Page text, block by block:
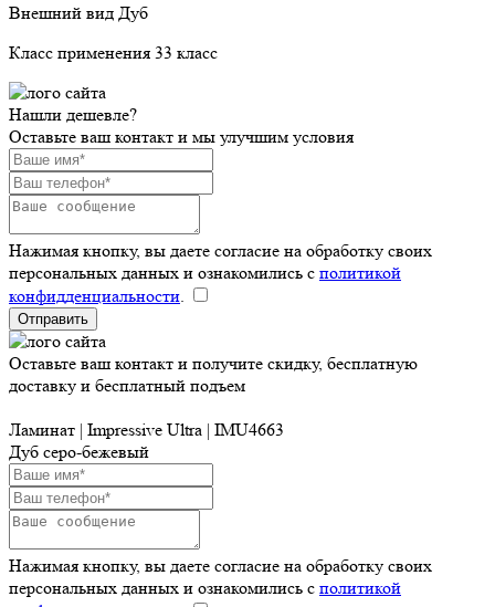
Внешний вид Дуб
Класс применения 33 класс
Нашли дешевле?
Оставьте ваш контакт и мы улучшим условия
Нажимая кнопку, вы даете согласие на обработку своих
персональных данных и ознакомились с политикой
конфидденциальности.
Отправить
Оставьте ваш контакт и получите скидку, бесплатную
доставку и бесплатный подъем
Ламинат | Impressive Ultra | IMU4663
Дуб серо-бежевый
Нажимая кнопку, вы даете согласие на обработку своих
персональных данных и ознакомились с политикой